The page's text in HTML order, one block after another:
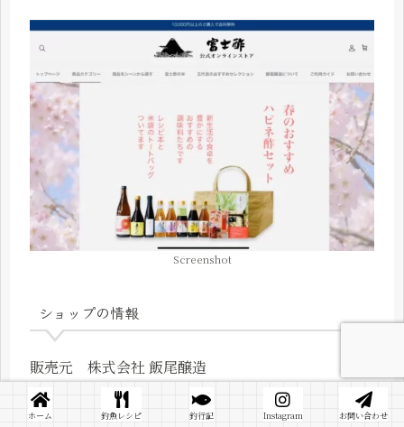
Screenshot
ショップの情報
販売元 株式会社 飯尾醸造
住所 京都府宮津市小田宿野373
ホーム 釣魚レシピ 釣行記 Instagram お問い合わせ